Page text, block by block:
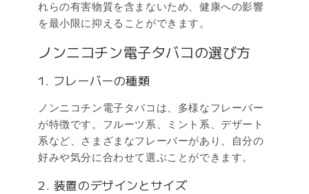
れらの有害物質を含まないため、健康への影響
を最小限に抑えることができます。
ノンニコチン電子タバコの選び方
1. フレーバーの種類
ノンニコチン電子タバコは、多様なフレーバー
が特徴です。フルーツ系、ミント系、デザート
系など、さまざまなフレーバーがあり、自分の
好みや気分に合わせて選ぶことができます。
2. 装置のデザインとサイズ